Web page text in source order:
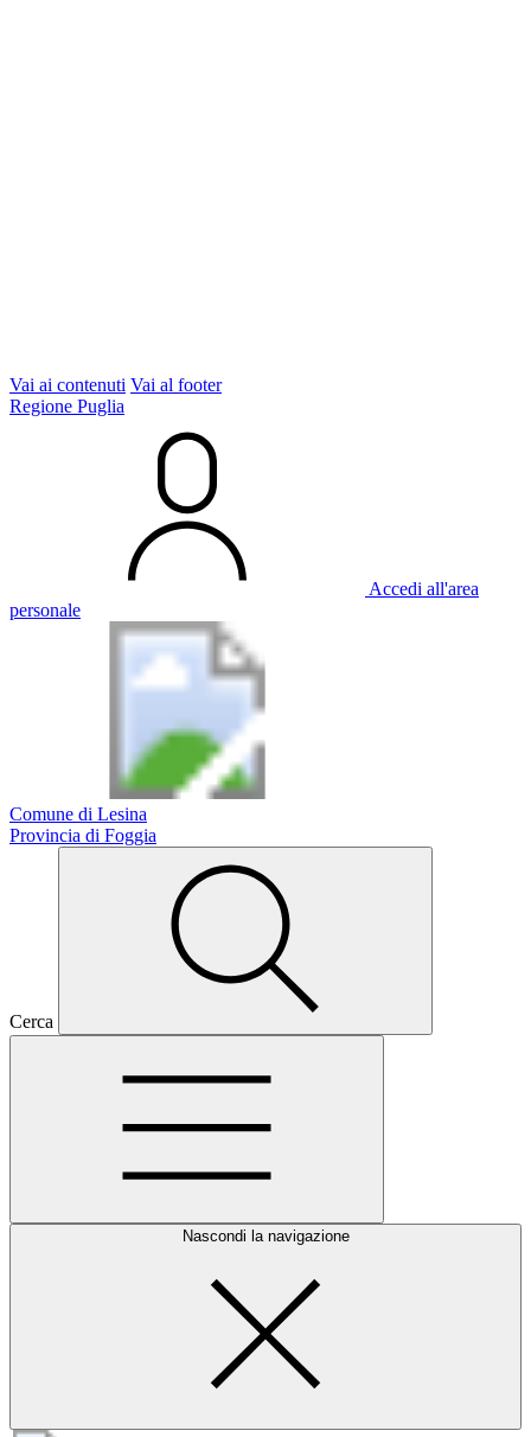
Vai ai contenuti Vai al footer
Regione Puglia
Accedi all'area
personale
Comune di Lesina
Provincia di Foggia
Cerca
Nascondi la navigazione